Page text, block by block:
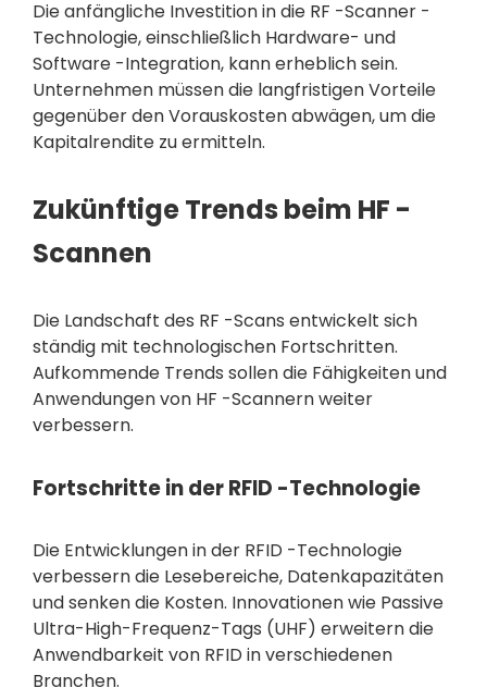
Die anfängliche Investition in die RF -Scanner -
Technologie, einschließlich Hardware- und
Software -Integration, kann erheblich sein.
Unternehmen müssen die langfristigen Vorteile
gegenüber den Vorauskosten abwägen, um die
Kapitalrendite zu ermitteln.
Zukünftige Trends beim HF -
Scannen
Die Landschaft des RF -Scans entwickelt sich
ständig mit technologischen Fortschritten.
Aufkommende Trends sollen die Fähigkeiten und
Anwendungen von HF -Scannern weiter
verbessern.
Fortschritte in der RFID -Technologie
Die Entwicklungen in der RFID -Technologie
verbessern die Lesebereiche, Datenkapazitäten
und senken die Kosten. Innovationen wie Passive
Ultra-High-Frequenz-Tags (UHF) erweitern die
Anwendbarkeit von RFID in verschiedenen
Branchen.